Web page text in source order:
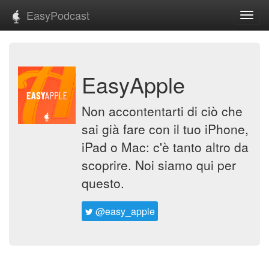
EasyPodcast
EasyApple
Non accontentarti di ciò che
sai già fare con il tuo iPhone,
iPad o Mac: c'è tanto altro da
scoprire. Noi siamo qui per
questo.
@easy_apple